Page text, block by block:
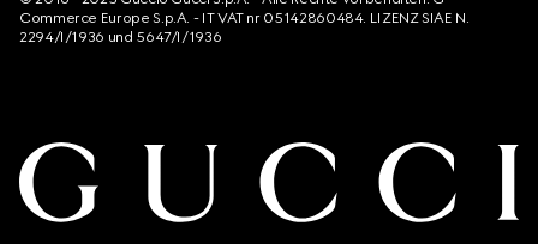
Commerce Europe S.p.A. - IT VAT nr 05142860484. LIZENZ SIAE N.
2294/I/1936 und 5647/I/1936